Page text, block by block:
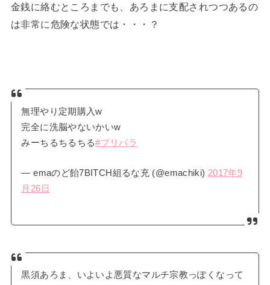
金銭に絡むところまでも、あろまに支配されつつあるの
は非常に危険な状態では・・・？
無理やり定期購入w
完全に洗脳やないかいw
みーちるちるちる#プリパラ
— emaのど飴7BITCH組るな充 (@emachiki) 2017年9
月26日
黒須あろま、いよいよ悪質なマルチ宗教っぽくなって